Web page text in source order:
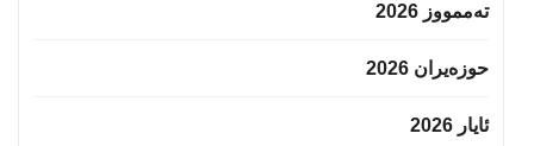
تەممووز 2026
حوزه‌یران 2026
ئایار 2026